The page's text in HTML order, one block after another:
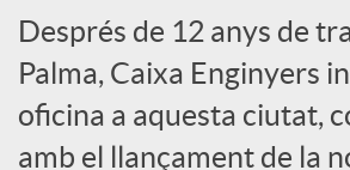
i
r
Després de 12 anys de
Palma, Caixa Enginyers
oficina a aquesta ciutat,
amb el llançament de la